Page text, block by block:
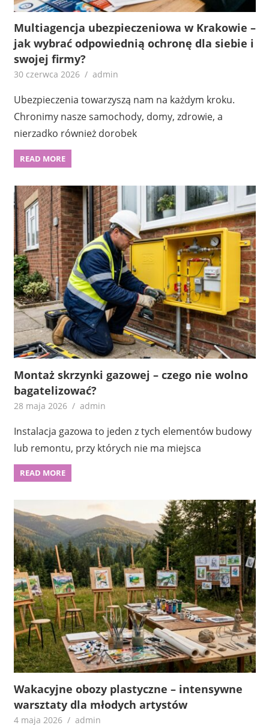
Multiagencja ubezpieczeniowa w Krakowie –
jak wybrać odpowiednią ochronę dla siebie i
swojej firmy?
30 czerwca 2026 admin
Ubezpieczenia towarzyszą nam na każdym kroku.
Chronimy nasze samochody, domy, zdrowie, a
nierzadko również dorobek
READ MORE
Montaż skrzynki gazowej – czego nie wolno
bagatelizować?
28 maja 2026 admin
Instalacja gazowa to jeden z tych elementów budowy
lub remontu, przy których nie ma miejsca
READ MORE
Wakacyjne obozy plastyczne – intensywne
warsztaty dla młodych artystów
4 maja 2026 admin